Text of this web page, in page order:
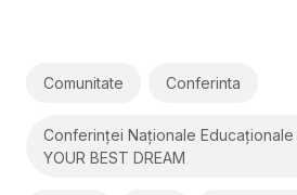
Comunitate Conferinta
Conferinței Naționale Educaționale
YOUR BEST DREAM